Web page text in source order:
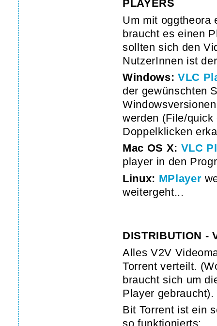
PLAYERS
Um mit oggtheora
braucht es einen
sollten sich den
NutzerInnen ist
Windows: VLC
der gewünschten
werden (File/
Doppelklicken
Mac OS X: VLC
player in den
Linux: MPlayer
weitergeht...
DISTRIBUTION -
Alles V2V
Torrent verteilt.
braucht sich um
Player gebraucht).
Bit Torrent ist ein
so funktionierts: